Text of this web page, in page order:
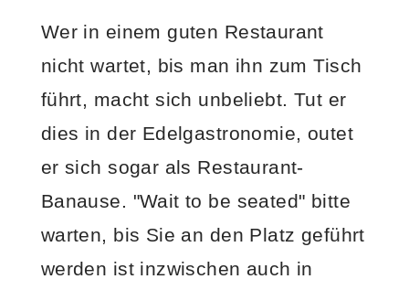
Wer in einem guten Restaurant
nicht wartet, bis man ihn zum Tisch
führt, macht sich unbeliebt. Tut er
dies in der Edelgastronomie, outet
er sich sogar als Restaurant-
Banause. "Wait to be seated" bitte
warten, bis Sie an den Platz geführt
werden ist inzwischen auch in